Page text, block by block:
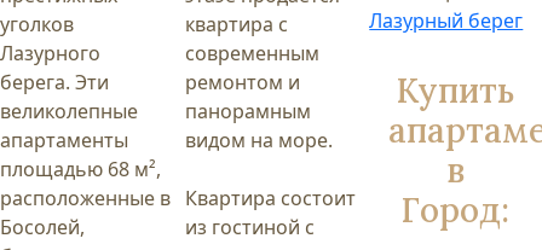
уголков
Лазурного
берега. Эти
великолепные
апартаменты
площадью 68 м²,
расположенные в
Босолей,
квартира с
современным
ремонтом и
панорамным
видом на море.
Квартира состоит
из гостиной с
Лазурный берег
Купить
в
Город: